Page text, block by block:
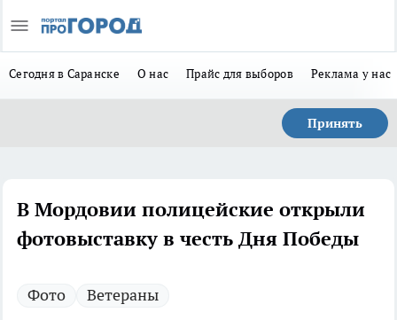
Сегодня в Саранске О нас Прайс для выборов Реклама у нас
Принять
В Мордовии полицейские открыли
фотовыставку в честь Дня Победы
Фото Ветераны